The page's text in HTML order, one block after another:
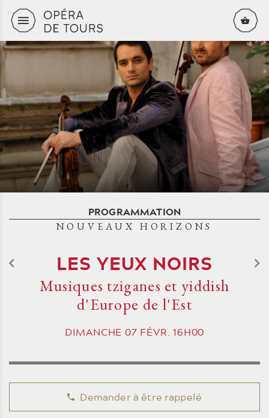
Aller au contenu principal
PROGRAMMATION
NOUVEAUX HORIZONS
LES YEUX NOIRS
Musiques tziganes et yiddish
d'Europe de l'Est
DIMANCHE 07 FÉVR.16H00
Demander à être rappelé